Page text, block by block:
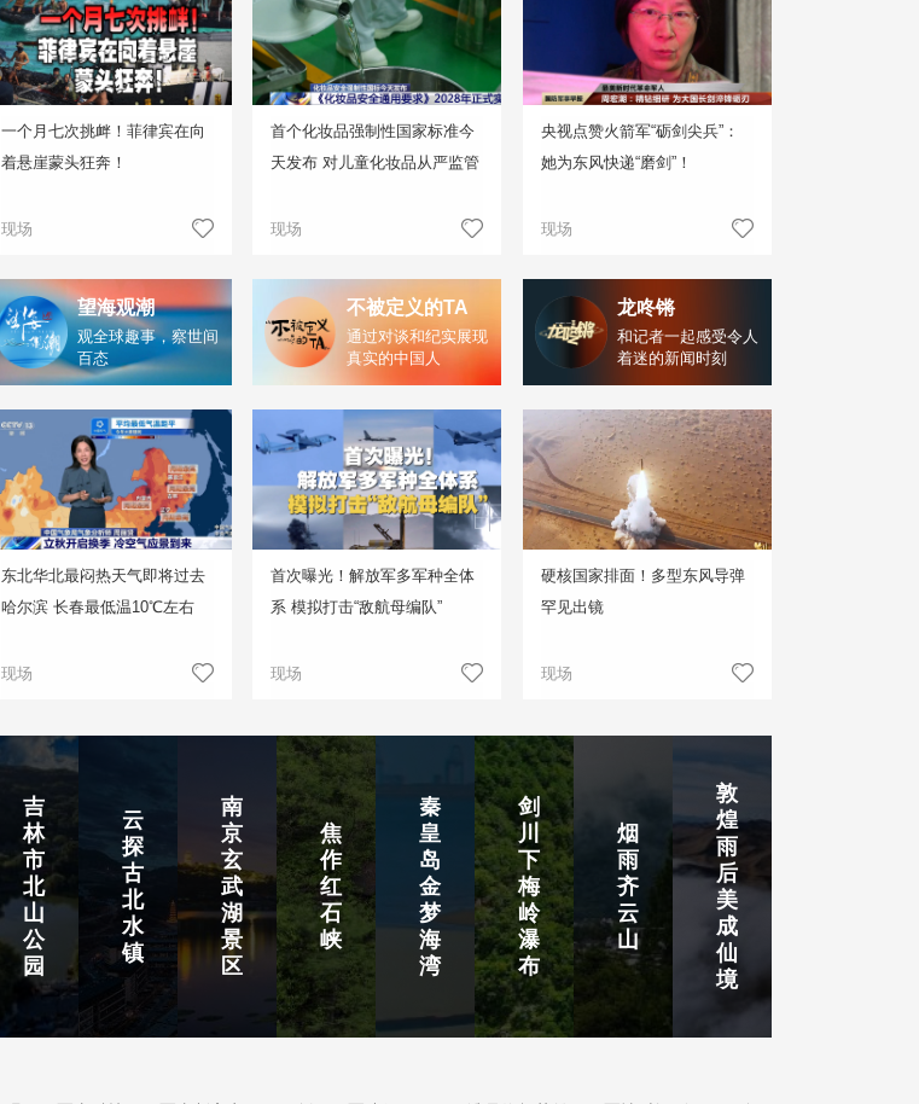
一个月七次挑衅！菲律宾在向
着悬崖蒙头狂奔！
现场
首个化妆品强制性国家标准今
天发布 对儿童化妆品从严监管
现场
央视点赞火箭军“砺剑尖兵”：
她为东风快递“磨剑”！
现场
望海观潮
观全球趣事，察世间
百态
不被定义的TA
通过对谈和纪实展现
真实的中国人
龙咚锵
和记者一起感受令人
着迷的新闻时刻
东北华北最闷热天气即将过去
哈尔滨 长春最低温10℃左右
现场
首次曝光！解放军多军种全体
系 模拟打击“敌航母编队”
现场
硬核国家排面！多型东风导弹
罕见出镜
现场
吉
林
市
北
山
公
园
云
探
古
北
水
镇
南
京
玄
武
湖
景
区
焦
作
红
石
峡
秦
皇
岛
金
梦
海
湾
剑
川
下
梅
岭
瀑
布
烟
雨
齐
云
山
敦
煌
雨
后
美
成
仙
境